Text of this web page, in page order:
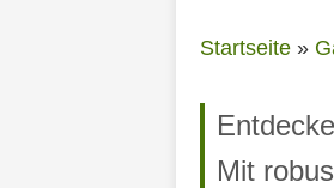
Startseite »
Mit